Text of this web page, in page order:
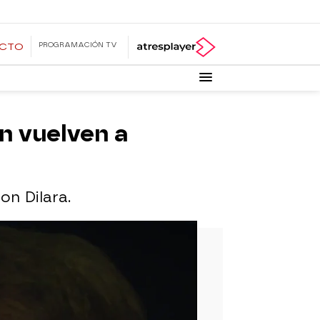
PROGRAMACIÓN TV
vuelven a
Dilara.